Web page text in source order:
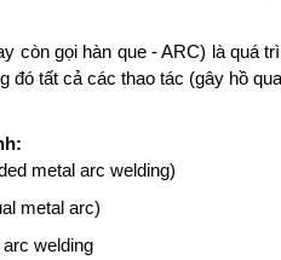
còn gọi hàn que - ARC) là quá
đó tất cả các thao tác (gây hồ
metal arc welding)
metal arc)
welding